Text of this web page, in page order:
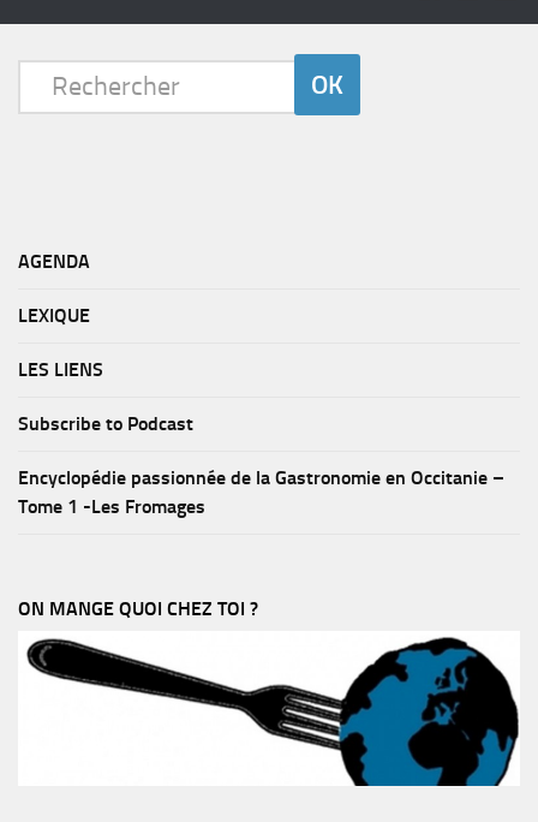
AGENDA
LEXIQUE
LES LIENS
Subscribe to Podcast
Encyclopédie passionnée de la Gastronomie en Occitanie –
Tome 1 -Les Fromages
ON MANGE QUOI CHEZ TOI ?